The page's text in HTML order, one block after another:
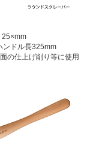
25×mm
ドル長325mm
の仕上げ削り等に使用